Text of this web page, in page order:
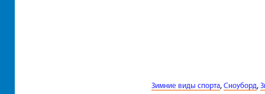
Зимние виды спорта, Сноуборд,